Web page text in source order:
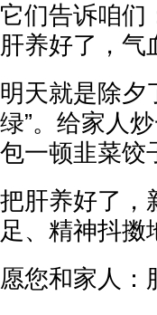
它们告诉咱们
肝养好了，气
明天就是除夕
绿”。给家人
包一顿韭菜饺
把肝养好了，
足、精神抖擞
愿您和家人：